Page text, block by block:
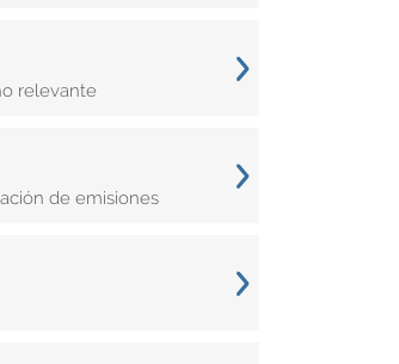
relevante
de emisiones